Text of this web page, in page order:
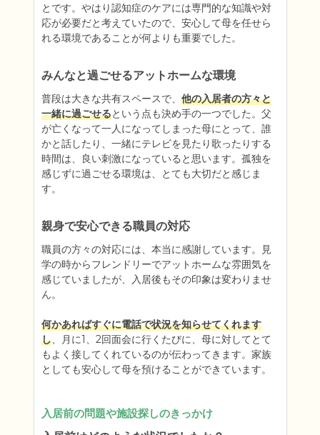
とです。やはり認知症のケアには専門的な知識や対
応が必要だと考えていたので、安心して母を任せら
れる環境であることが何よりも重要でした。
みんなと過ごせるアットホームな環境
普段は大きな共有スペースで、 他の入居者の方々と
一緒に過ごせるという点も決め手の一つでした。父
が亡くなって一人になってしまった母にとって、誰
かと話したり、一緒にテレビを見たり歌ったりする
時間は、良い刺激になっていると思います。孤独を
感じずに過ごせる環境は、とても大切だと感じま
す。
親身で安心できる職員の対応
職員の方々の対応には、本当に感謝しています。見
学の時からフレンドリーでアットホームな雰囲気を
感じていましたが、入居後もその印象は変わりませ
ん。
何かあればすぐに電話で状況を知らせてくれます
し、月に1、2回面会に行くたびに、母に対してとて
もよく接してくれているのが伝わってきます。家族
としても安心して母を預けることができています。
入居前の問題や施設探しのきっかけ